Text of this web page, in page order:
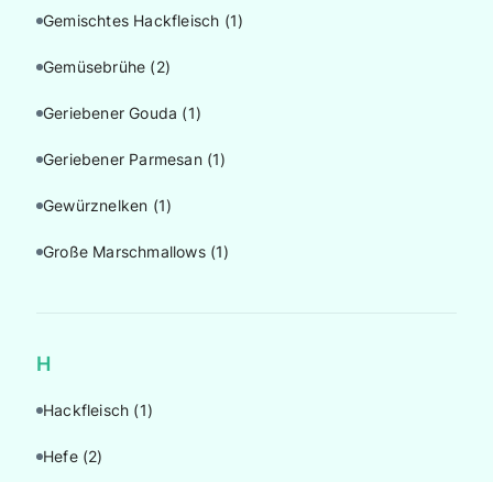
Gemischtes Hackfleisch (1)
Gemüsebrühe (2)
Geriebener Gouda (1)
Geriebener Parmesan (1)
Gewürznelken (1)
Große Marschmallows (1)
H
Hackfleisch (1)
Hefe (2)